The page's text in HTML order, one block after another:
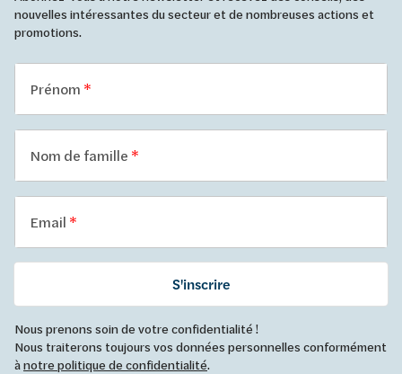
nouvelles intéressantes du secteur et de nombreuses actions et
promotions.
Prénom
Nom de famille
Email
S'inscrire
Nous prenons soin de votre confidentialité !
Nous traiterons toujours vos données personnelles conformément
ànotre politique de confidentialité.